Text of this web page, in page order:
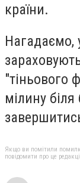
країни.
Нагадаємо,
"тіньового
мілину
Якщо ви помітили
повідомити про це